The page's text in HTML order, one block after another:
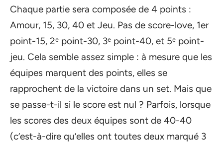
Chaque partie sera composée de 4 points :
Amour, 15, 30, 40 et Jeu. Pas de score-love, 1er
point-15, 2ᵉ point-30, 3ᵉ point-40, et 5ᵉ point-
jeu. Cela semble assez simple : à mesure que les
équipes marquent des points, elles se
rapprochent de la victoire dans un set. Mais que
se passe-t-il si le score est nul ? Parfois, lorsque
les scores des deux équipes sont de 40-40
(c’est-à-dire qu’elles ont toutes deux marqué 3